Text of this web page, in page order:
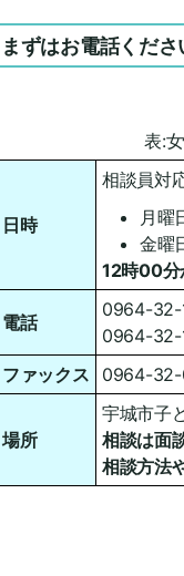
まずはお電話くだ
表:
日時
相談員対
月曜
金曜
12時00分
電話
0964-32-
0964-32-
ファックス
0964-32-
場所
宇城市子
相談は面
相談方法